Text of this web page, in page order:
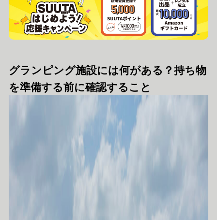
グランピング施設には何がある？持ち物
を準備する前に確認すること